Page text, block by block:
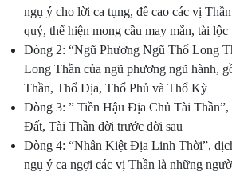
ngụ ý cho lời ca tụng, đề cao các vị
quý, thể hiện mong cầu may mắn, tài lộc
Dòng 2: “Ngũ Phương Ngũ Thổ Long
Long Thần của ngũ phương ngũ hành,
Thần, Thổ Địa, Thổ Phủ và Thổ Kỳ
Dòng 3: ” Tiền Hậu Địa Chủ Tài
Đất, Tài Thần đời trước đời sau
Dòng 4: “Nhân Kiệt Địa Linh Thời”,
ngụ ý ca ngợi các vị Thần là những